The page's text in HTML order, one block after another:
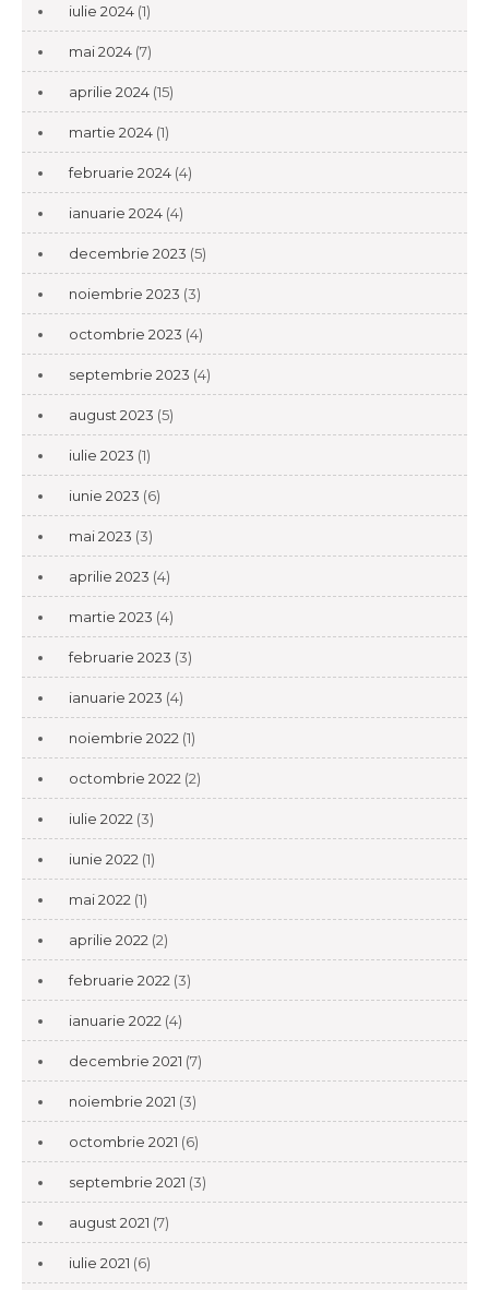
iulie 2024 (1)
mai 2024 (7)
aprilie 2024 (15)
martie 2024 (1)
februarie 2024 (4)
ianuarie 2024 (4)
decembrie 2023 (5)
noiembrie 2023 (3)
octombrie 2023 (4)
septembrie 2023 (4)
august 2023 (5)
iulie 2023 (1)
iunie 2023 (6)
mai 2023 (3)
aprilie 2023 (4)
martie 2023 (4)
februarie 2023 (3)
ianuarie 2023 (4)
noiembrie 2022 (1)
octombrie 2022 (2)
iulie 2022 (3)
iunie 2022 (1)
mai 2022 (1)
aprilie 2022 (2)
februarie 2022 (3)
ianuarie 2022 (4)
decembrie 2021 (7)
noiembrie 2021 (3)
octombrie 2021 (6)
septembrie 2021 (3)
august 2021 (7)
iulie 2021 (6)